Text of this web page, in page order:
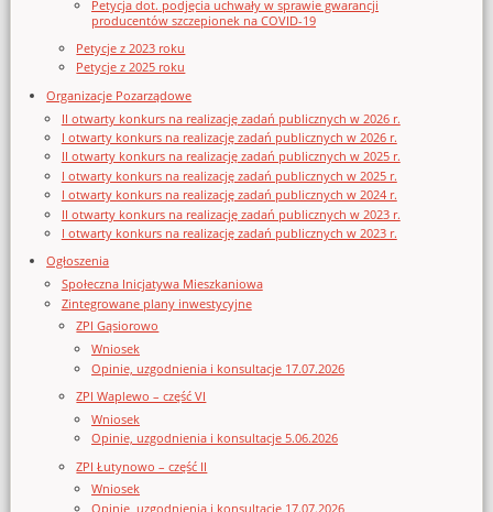
Petycja dot. podjęcia uchwały w sprawie gwarancji
producentów szczepionek na COVID-19
Petycje z 2023 roku
Petycje z 2025 roku
Organizacje Pozarządowe
II otwarty konkurs na realizację zadań publicznych w 2026 r.
I otwarty konkurs na realizację zadań publicznych w 2026 r.
II otwarty konkurs na realizację zadań publicznych w 2025 r.
I otwarty konkurs na realizację zadań publicznych w 2025 r.
I otwarty konkurs na realizację zadań publicznych w 2024 r.
II otwarty konkurs na realizację zadań publicznych w 2023 r.
I otwarty konkurs na realizację zadań publicznych w 2023 r.
Ogłoszenia
Społeczna Inicjatywa Mieszkaniowa
Zintegrowane plany inwestycyjne
ZPI Gąsiorowo
Wniosek
Opinie, uzgodnienia i konsultacje 17.07.2026
ZPI Waplewo – część VI
Wniosek
Opinie, uzgodnienia i konsultacje 5.06.2026
ZPI Łutynowo – część II
Wniosek
Opinie, uzgodnienia i konsultacje 17.07.2026